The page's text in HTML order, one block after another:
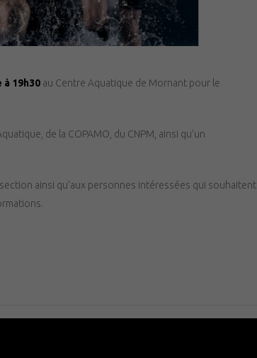
à 19h30 au Centre Aquatique de Mornant pour le
de la COPAMO, du CNPM, ainsi qu’un
ainsi qu’aux personnes intéressées qui souhaitent